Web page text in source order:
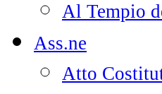
Al Tempio
Ass.ne
Atto